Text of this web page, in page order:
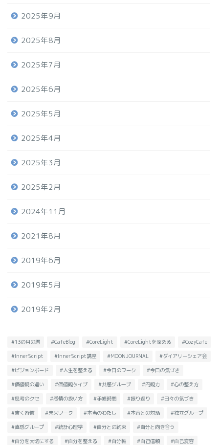
2025年9月
2025年8月
2025年7月
2025年6月
2025年5月
2025年4月
2025年3月
2025年2月
2024年11月
2021年8月
2019年6月
2019年5月
2019年2月
#13の月の暦 #CafeBlog #CoreLight #CoreLightを深める #CozyCafe
#InnerScript #InnerScript講座 #MOONJOURNAL #ダイアリーシェア会
#ビジョンボード #人生を整える #今日のワーク #今日の気づき
#価値観の違い #価値観タイプ #共感グループ #内観力 #心の整え方
#思考のクセ #感情の扱い方 #手帳時間 #振り返り #日々の気づき
#書く習慣 #未来ワーク #本当のわたし #本音との対話 #独立グループ
#直感グループ #統計心理学 #自分との約束 #自分と向き合う
#自分を大切にする #自分を整える #自分軸 #自己信頼 #自己変容